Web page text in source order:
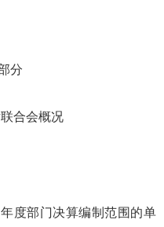
分
合会概况
年度部门决算编制范围的单